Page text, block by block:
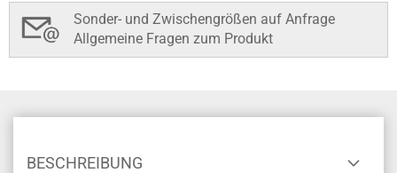
Sonder- und Zwischengrößen auf Anfrage
Allgemeine Fragen zum Produkt
BESCHREIBUNG